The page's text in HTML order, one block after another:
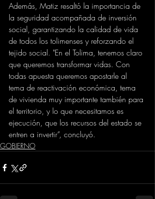
Además, Matiz resaltó la importancia de
la seguridad acompañada de inversión
social, garantizando la calidad de vida
de todos los tolimenses y reforzando el
tejido social. "En el Tolima, tenemos claro
que queremos transformar vidas. Con
todas apuesta queremos apostarle al
tema de reactivación económica, tema
de vivienda muy importante también para
el territorio, y lo que necesitamos es
ejecución, que los recursos del estado se
entren a invertir”, concluyó.
GOBIERNO